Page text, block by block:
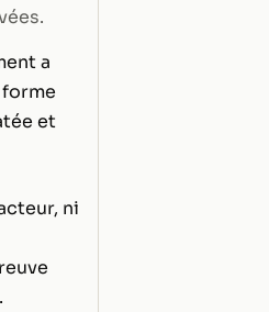
a
et
ni